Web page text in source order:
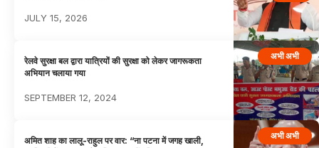
JULY 15, 2026
अभी अभी
रेलवे सुरक्षा बल द्वारा यात्रियों की सुरक्षा को लेकर जागरूकता
अभियान चलाया गया
SEPTEMBER 12, 2024
अभी अभी
अमित शाह का लालू-राहुल पर वार: “ना पटना में जगह खाली,